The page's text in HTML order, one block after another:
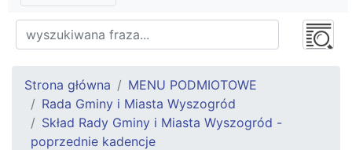
Strona główna
MENU PODMIOTOWE
Rada Gminy i Miasta Wyszogród
Skład Rady Gminy i Miasta Wyszogród -
poprzednie kadencje